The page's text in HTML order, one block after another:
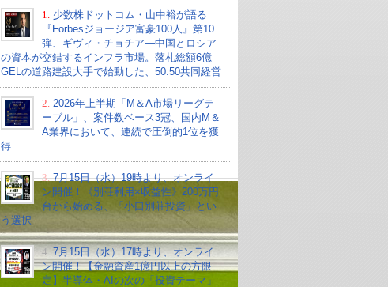
1.
少数株ドットコム・山中裕が語る
『Forbesジョージア富豪100人』第10
弾、ギヴィ・チョチア―中国とロシア
の資本が交錯するインフラ市場。落札総額6億
GELの道路建設大手で始動した、50:50共同経営
2. 2026年上半期「M＆A市場リーグテ
ーブル」、案件数ベース3冠、国内M＆
A業界において、連続で圧倒的1位を獲
得
3. 7月15日（水）19時より、オンライ
ン開催！《別荘利用×収益性》200万円
台から始める、「小口別荘投資」とい
う選択
4. 7月15日（水）17時より、オンライ
ン開催！【金融資産1億円以上の方限
定】半導体・AIの次の「投資テーマ」